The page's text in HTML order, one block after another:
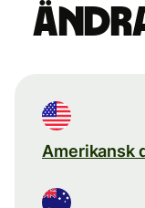
Amerikansk